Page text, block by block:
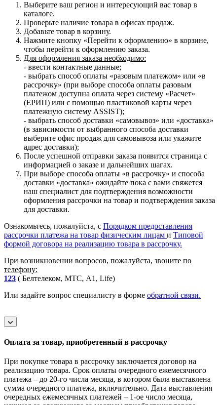
Выберите ваш регион и интересующий вас товар в
каталоге.
Проверьте наличие товара в офисах продаж.
Добавьте товар в корзину.
Нажмите кнопку «Перейти к оформлению» в корзине,
чтобы перейти к оформлению заказа.
Для оформления заказа необходимо:
- ввести контактные данные;
- выбрать способ оплаты «разовым платежом» или «в
рассрочку» (при выборе способа оплаты разовым
платежом доступна оплата через систему «Расчет»
(ЕРИП) или с помощью пластиковой карты через
платежную систему ASSIST);
- выбрать способ доставки «самовывоз» или «доставка»
(в зависимости от выбранного способа доставки
выберите офис продаж для самовывоза или укажите
адрес доставки);
После успешной отправки заказа появится страница с
информацией о заказе и дальнейших шагах.
При выборе способа оплаты «в рассрочку» и способа
доставки «доставка» ожидайте пока с вами свяжется
наш специалист для подтверждения возможности
оформления рассрочки на товар и подтверждения заказа
для доставки.
Ознакомьтесь, пожалуйста, с Порядком предоставления
рассрочки платежа на товар физическим лицам и Типовой
формой договора на реализацию товара в рассрочку.
При возникновении вопросов, пожалуйста, звоните по
телефону:
123 ( Белтелеком, МТС, A1, Life)
Или задайте вопрос специалисту в форме обратной связи.
Оплата за товар, приобретенный в рассрочку
При покупке товара в рассрочку заключается договор на
реализацию товара. Срок оплаты очередного ежемесячного
платежа – до 20-го числа месяца, в котором была выставлена
сумма очередного платежа, включительно. Дата выставления
очередных ежемесячных платежей – 1-ое число месяца,